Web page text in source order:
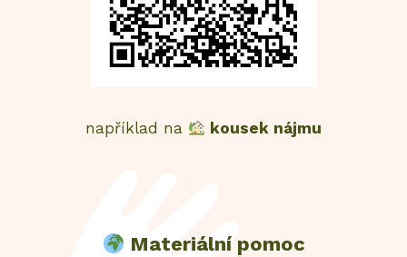
například na kousek nájmu
Materiální pomoc